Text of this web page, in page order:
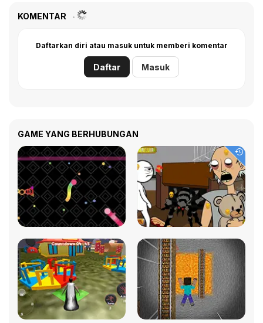
KOMENTAR
Daftarkan diri atau masuk untuk memberi komentar
Daftar Masuk
GAME YANG BERHUBUNGAN